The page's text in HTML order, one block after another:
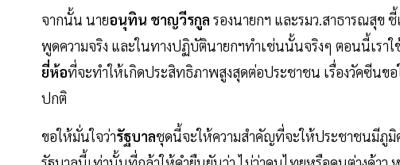
จากนั้น นายอนุทิน ชาญวีรกูล รองนายกฯ และรมว.สาธารณสุข
พูดความจริง และในทางปฏิบัตินายกฯทำเช่นนั้นจริงๆ ตอนนี้เรา
ยี่ห้อที่จะทำให้เกิดประสิทธิภาพสูงสุดต่อประชาชน เรื่องวัคซีนข
ปกติ
ขอให้มั่นใจว่ารัฐบาลชุดนี้จะให้ความสำคัญที่จะให้ประชาชนมีภูมิ